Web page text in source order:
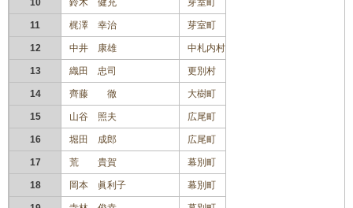
11 梶澤 幸治 芽室町
12 中井 康雄 中札内村
13 織田 忠司 更別村
14 齊藤 徹 大樹町
15 山谷 照夫 広尾町
16 堀田 成郎 広尾町
17 荒 貴賀 幕別町
18 岡本 眞利子 幕別町